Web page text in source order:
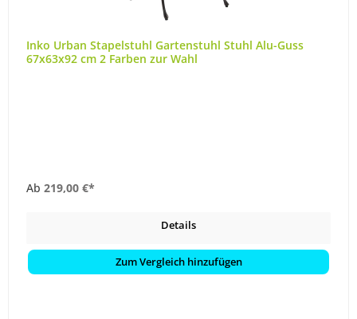
Inko Urban Stapelstuhl Gartenstuhl Stuhl Alu-Guss
67x63x92 cm 2 Farben zur Wahl
Ab 219,00 €*
Details
Zum Vergleich hinzufügen